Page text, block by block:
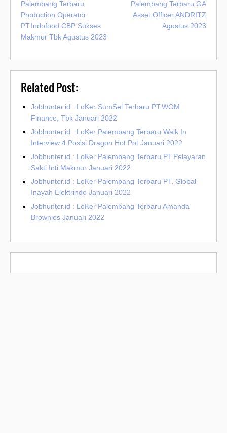
Palembang Terbaru
Production Operator
PT.Indofood CBP Sukses
Makmur Tbk Agustus 2023
Palembang Terbaru GA
Asset Officer ANDRITZ
Agustus 2023
Related Post:
Jobhunter.id : LoKer SumSel Terbaru PT.WOM
Finance, Tbk Januari 2022
Jobhunter.id : LoKer Palembang Terbaru Walk In
Interview 4 Posisi Dragon Hot Pot Januari 2022
Jobhunter.id : LoKer Palembang Terbaru PT.Pelayaran
Sakti Inti Makmur Januari 2022
Jobhunter.id : LoKer Palembang Terbaru PT. Global
Inayah Elektrindo Januari 2022
Jobhunter.id : LoKer Palembang Terbaru Amanda
Brownies Januari 2022